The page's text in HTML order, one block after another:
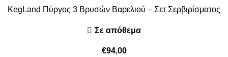
KegLand Πύργος 3 Βρυσών Βαρελιού – Σετ Σερβιρίσματος
Σε απόθεμα
€94,00